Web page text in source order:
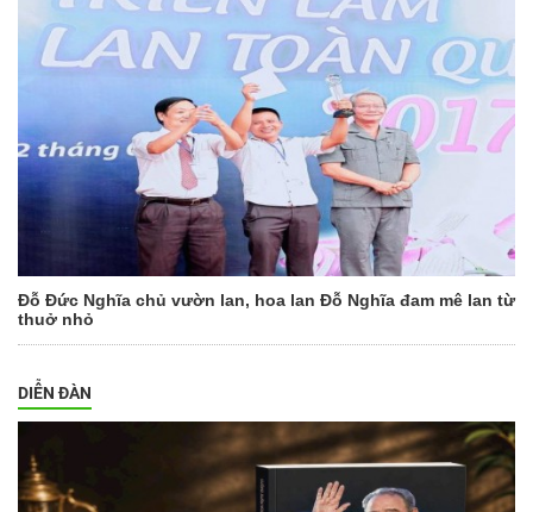
Đỗ Đức Nghĩa chủ vườn lan, hoa lan Đỗ Nghĩa đam mê lan từ
thuở nhỏ
DIỄN ĐÀN